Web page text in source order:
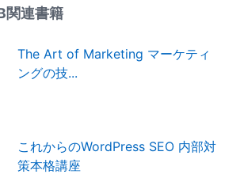
関連書籍
The Art of Marketing マーケティ
ングの技...
これからのWordPress SEO 内部対
策本格講座